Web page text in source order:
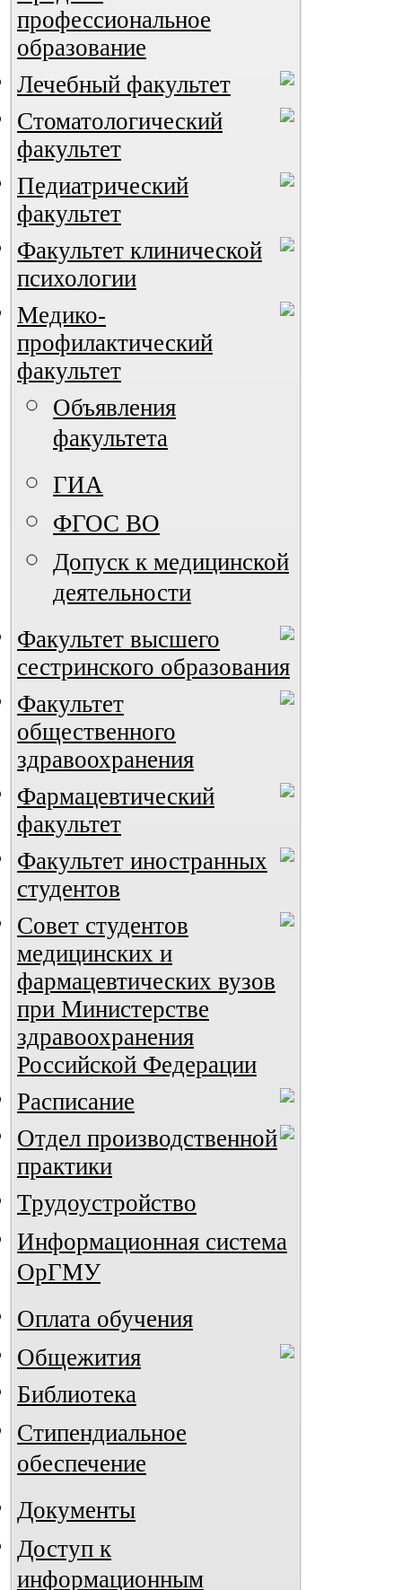
ВИА "Полигон"
профессиональное
образование
Лечебный факультет
Стоматологический
факультет
Педиатрический
факультет
Факультет клинической
психологии
Медико-
профилактический
факультет
Объявления
факультета
ГИА
ФГОС ВО
Допуск к медицинской
деятельности
Факультет высшего
сестринского образования
Факультет
общественного
здравоохранения
Фармацевтический
факультет
Факультет иностранных
студентов
Совет студентов
медицинских и
фармацевтических вузов
при Министерстве
здравоохранения
Российской Федерации
Расписание
Отдел производственной
практики
Трудоустройство
Информационная система
ОрГМУ
Оплата обучения
Общежития
Библиотека
Стипендиальное
обеспечение
Документы
Доступ к